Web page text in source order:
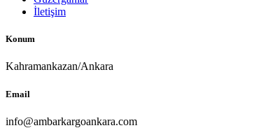
İletişim
Konum
Kahramankazan/Ankara
Email
info@ambarkargoankara.com